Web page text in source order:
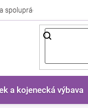
spolupráce
a kojenecká výbava